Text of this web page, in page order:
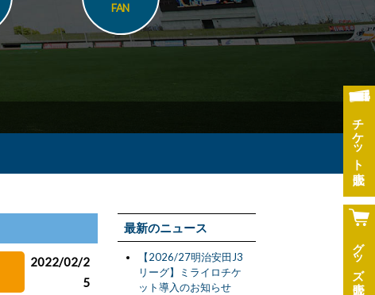
チケット
グッズ
FAN
2022/02/2
5
最新のニュース
【2026/27明治安田J3
リーグ】ミライロチケ
ット導入のお知らせ